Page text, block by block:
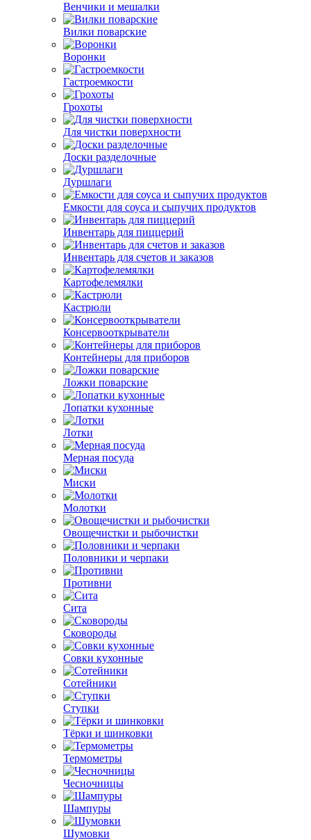
Венчики и мешалки
Вилки поварские
Воронки
Гастроемкости
Грохоты
Для чистки поверхности
Доски разделочные
Дуршлаги
Емкости для соуса и сыпучих продуктов
Инвентарь для пиццерий
Инвентарь для счетов и заказов
Картофелемялки
Кастрюли
Консервооткрыватели
Контейнеры для приборов
Ложки поварские
Лопатки кухонные
Лотки
Мерная посуда
Миски
Молотки
Овощечистки и рыбочистки
Половники и черпаки
Противни
Сита
Сковороды
Совки кухонные
Сотейники
Ступки
Тёрки и шинковки
Термометры
Чесночницы
Шампуры
Шумовки